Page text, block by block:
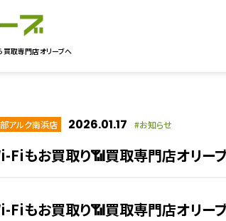
買取専門店オリーブへ
アルク南浜店 2026.01.17 お知らせ
Fiもお買取り📶買取専門店オリー
Fiもお買取り📶買取専門店オリー